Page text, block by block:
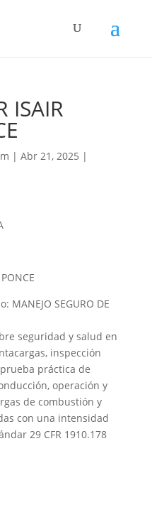
ISAIR
| Abr 21, 2025 |
SEGURO DE
seguridad y salud en
inspección
práctica de
operación y
de combustión y
con una intensidad
29 CFR 1910.178